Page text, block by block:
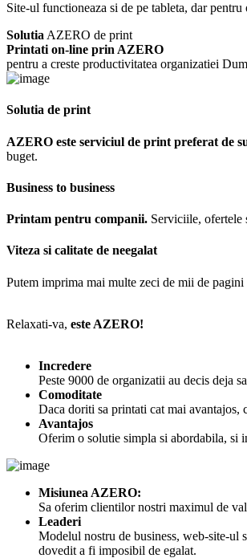
Site-ul functioneaza si de pe tableta, dar
Solutia AZERO de print
Printati on-line prin AZERO
pentru a creste productivitatea organizatiei
Solutia de print
AZERO este serviciul de print preferat de
buget.
Business to business
Printam pentru companii. Serviciile, ofertele
Viteza si calitate de neegalat
Putem imprima mai multe zeci de mii de
Relaxati-va, este AZERO!
Incredere
Peste 9000 de organizatii au decis deja
Comoditate
Daca doriti sa printati cat mai
Avantajos
Oferim o solutie simpla si abordabila, si
Misiunea AZERO:
Sa oferim clientilor nostri maximul de
Leaderi
Modelul nostru de business, web-site-ul
dovedit a fi imposibil de egalat.